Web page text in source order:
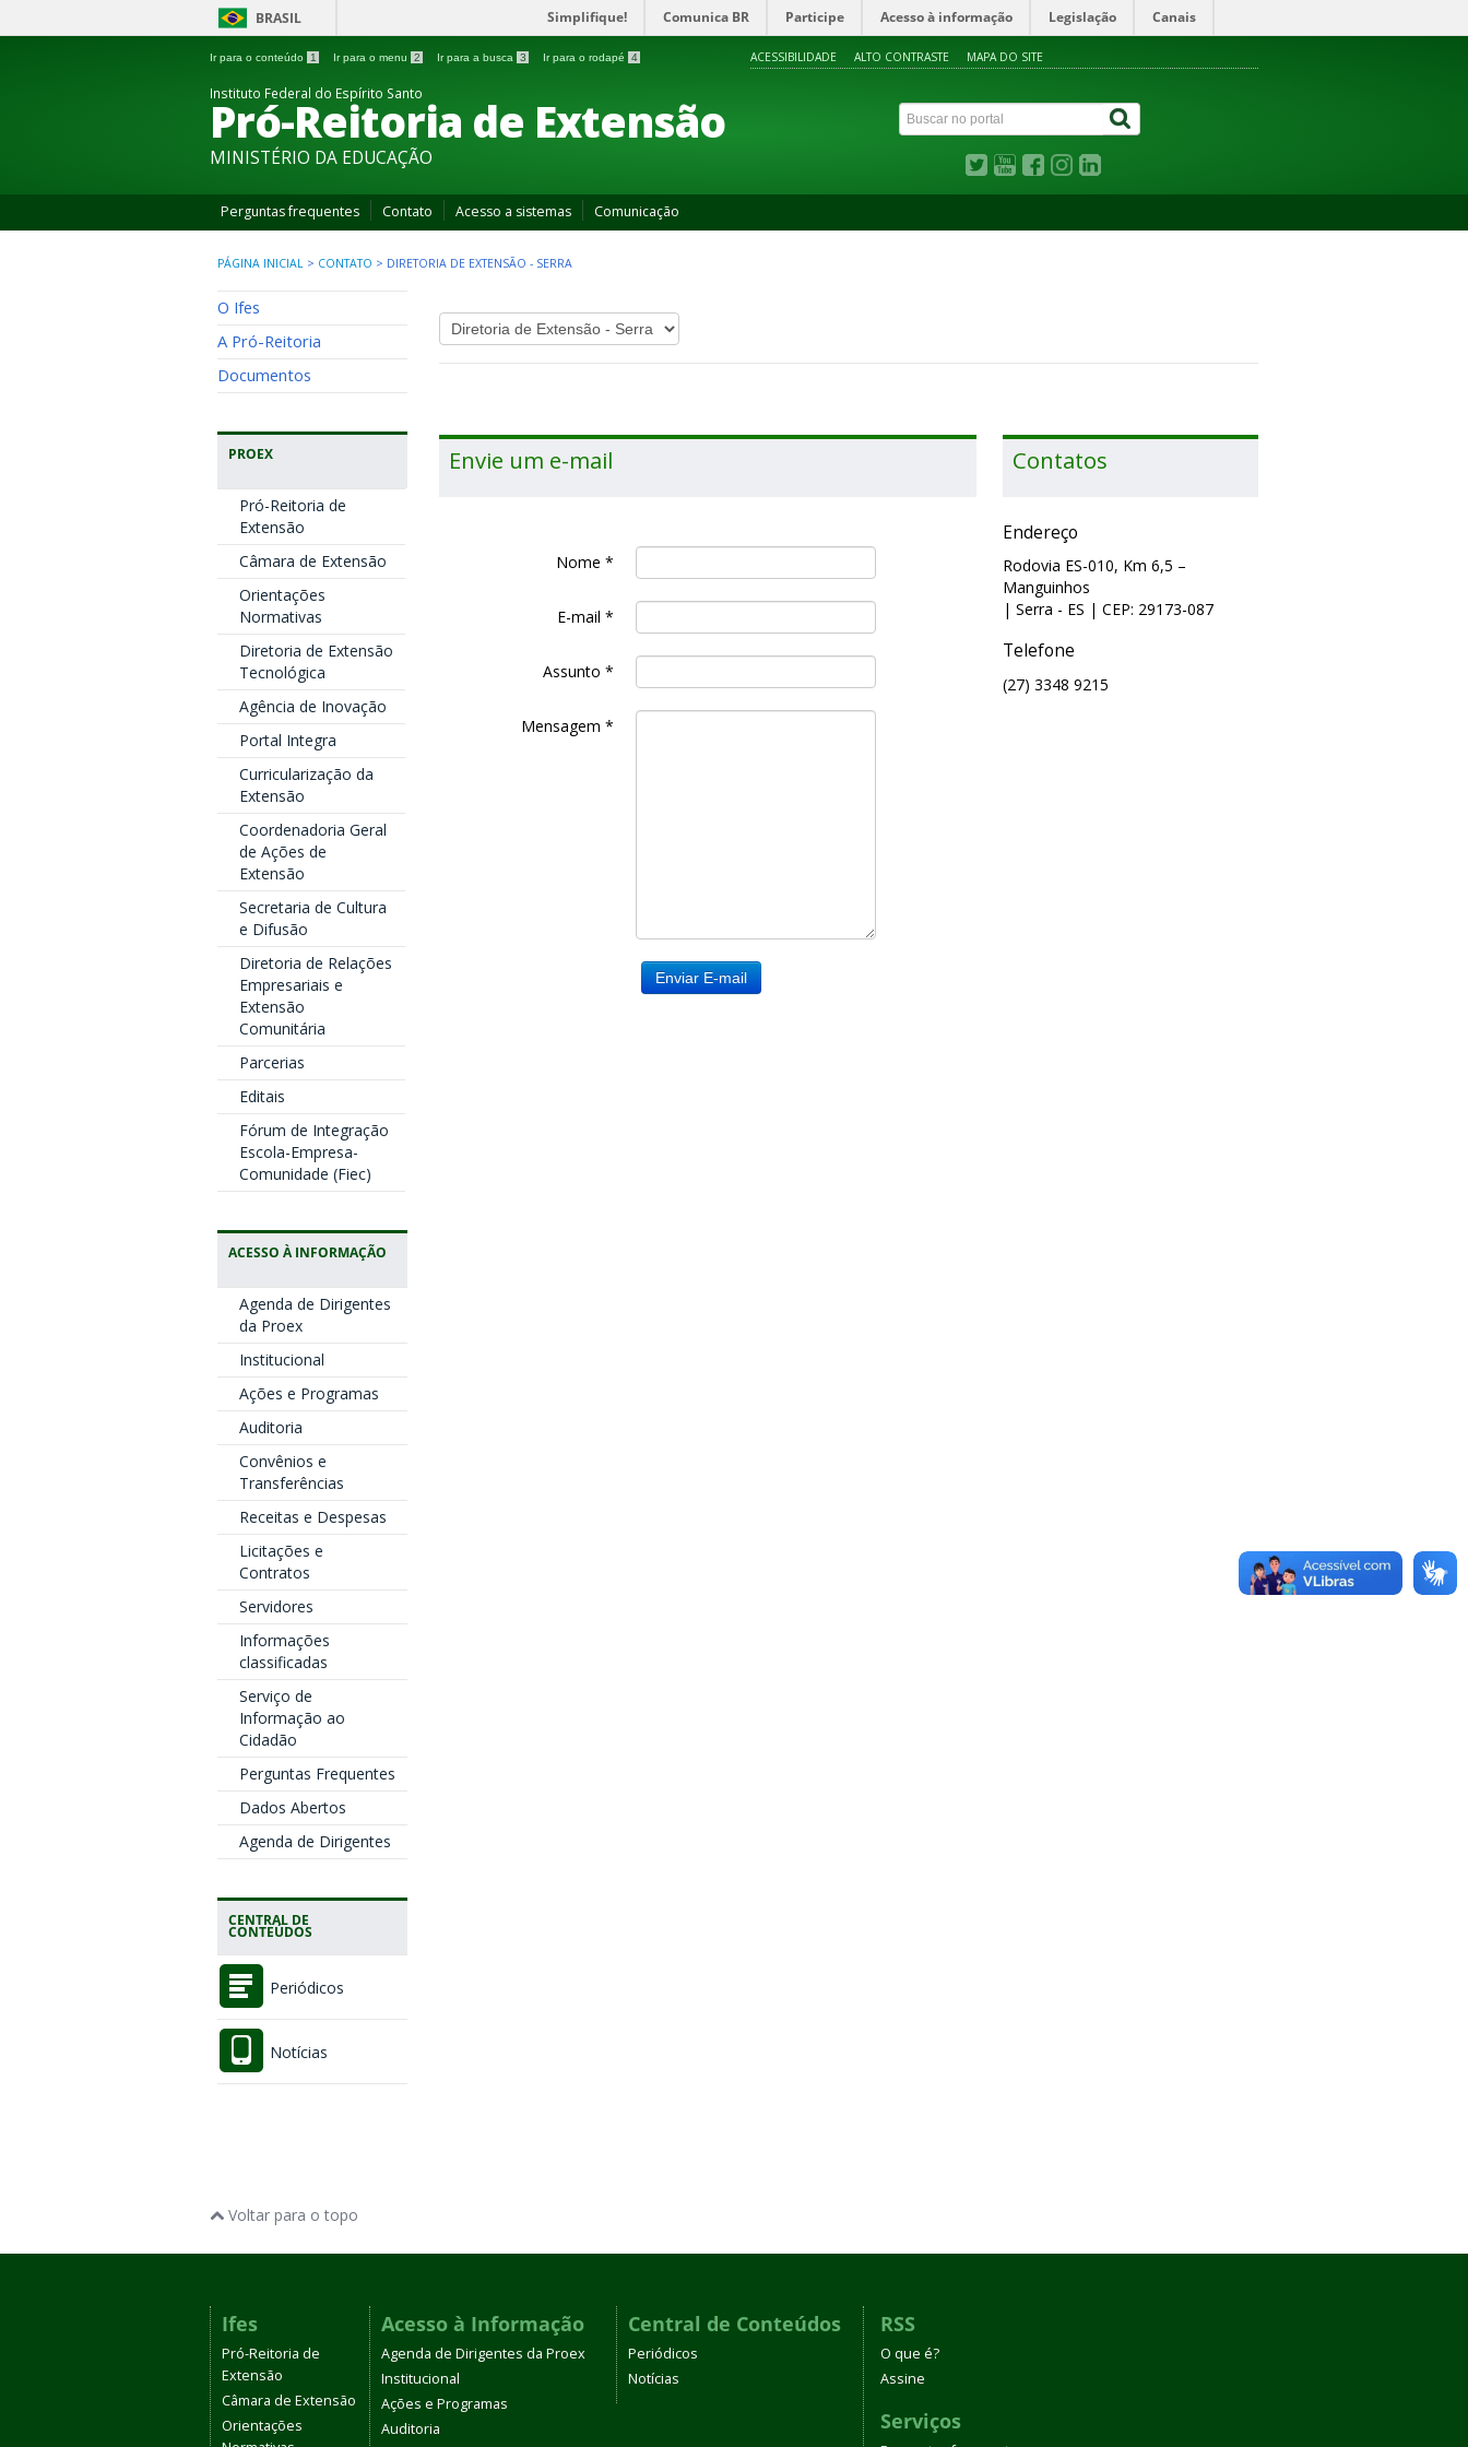
BRASIL Simplifique! Comunica BR Participe Acesso à informação Legislação Canais
Ir para o conteúdo 1 Ir para o menu 2 Ir para a busca 3 Ir para o rodapé 4 ACESSIBILIDADE ALTO CONTRASTE MAPA DO SITE
Instituto Federal do Espírito Santo
Pró-Reitoria de Extensão
MINISTÉRIO DA EDUCAÇÃO
Perguntas frequentes Contato Acesso a sistemas Comunicação
PÁGINA INICIAL > CONTATO > DIRETORIA DE EXTENSÃO - SERRA
O Ifes
A Pró-Reitoria
Documentos
PROEX
Pró-Reitoria de
Extensão
Câmara de Extensão
Orientações
Normativas
Diretoria de Extensão
Tecnológica
Agência de Inovação
Portal Integra
Curricularização da
Extensão
Coordenadoria Geral
de Ações de
Extensão
Secretaria de Cultura
e Difusão
Diretoria de Relações
Empresariais e
Extensão
Comunitária
Parcerias
Editais
Fórum de Integração
Escola-Empresa-
Comunidade (Fiec)
ACESSO À INFORMAÇÃO
Agenda de Dirigentes
da Proex
Institucional
Ações e Programas
Auditoria
Convênios e
Transferências
Receitas e Despesas
Licitações e
Contratos
Servidores
Informações
classificadas
Serviço de
Informação ao
Cidadão
Perguntas Frequentes
Dados Abertos
Agenda de Dirigentes
CENTRAL DE
CONTEÚDOS
Periódicos
Notícias
Envie um e-mail
Nome *
E-mail *
Assunto *
Mensagem *
Enviar E-mail
Contatos
Endereço
Rodovia ES-010, Km 6,5 –
Manguinhos
| Serra - ES | CEP: 29173-087
Telefone
(27) 3348 9215
Voltar para o topo
Ifes
Pró-Reitoria de
Extensão
Câmara de Extensão
Orientações
Acesso à Informação
Agenda de Dirigentes da Proex
Institucional
Ações e Programas
Auditoria
Central de Conteúdos
Periódicos
Notícias
RSS
O que é?
Assine
Serviços